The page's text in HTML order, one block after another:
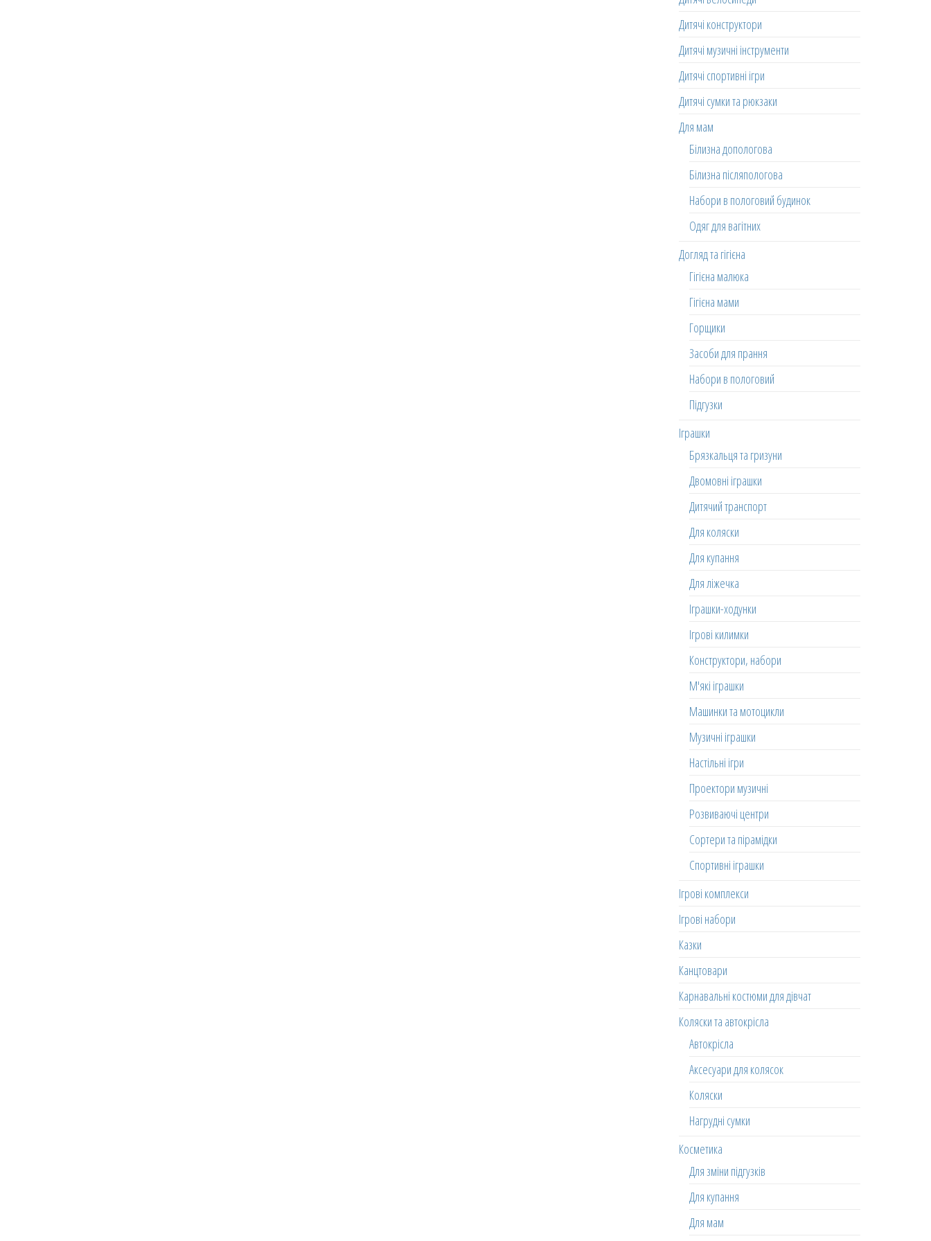
Дитячі конструктори
Дитячі музичні інструменти
Дитячі спортивні ігри
Дитячі сумки та рюкзаки
Для мам
Білизна допологова
Білизна післяпологова
Набори в пологовий будинок
Одяг для вагітних
Догляд та гігієна
Гігієна малюка
Гігієна мами
Горщики
Засоби для прання
Набори в пологовий
Підгузки
Іграшки
Брязкальця та гризуни
Двомовні іграшки
Дитячий транспорт
Для коляски
Для купання
Для ліжечка
Іграшки-ходунки
Ігрові килимки
Конструктори, набори
М'які іграшки
Машинки та мотоцикли
Музичні іграшки
Настільні ігри
Проектори музичні
Розвиваючі центри
Сортери та пірамідки
Спортивні іграшки
Ігрові комплекси
Ігрові набори
Казки
Канцтовари
Карнавальні костюми для дівчат
Коляски та автокрісла
Автокрісла
Аксесуари для колясок
Коляски
Нагрудні сумки
Косметика
Для зміни підгузків
Для купання
Для мам